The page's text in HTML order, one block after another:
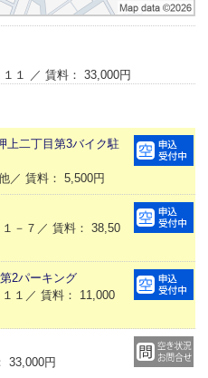
１ ／ 賃料： 33,000円
上二丁目第3バイク駐
／ 賃料： 5,500円
－７／ 賃料： 38,50
2パーキング
１／ 賃料： 11,000
33,000円